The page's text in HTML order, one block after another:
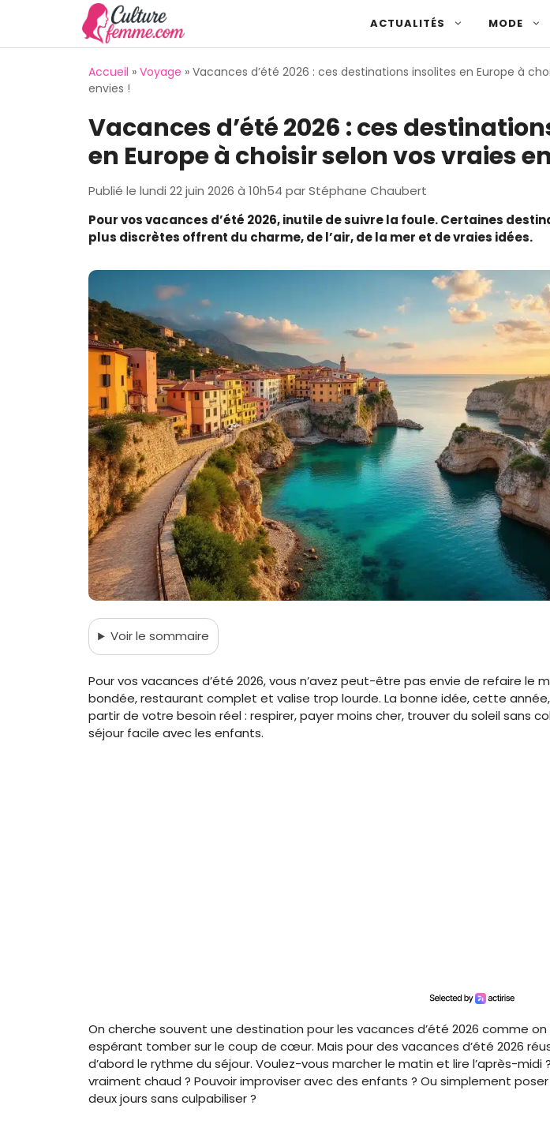
ACTUALITÉS MODE
Accueil » Voyage » Vacances d’été 2026 : ces destinations insolites en Europe à
envies !
Vacances d’été 2026 : ces
en Europe à choisir selon vos vraies
Publié le lundi 22 juin 2026 à 10h54 parStéphane Chaubert
Pour vos vacances d’été 2026, inutile de suivre la foule. Certaines
plus discrètes offrent du charme, de l’air, de la mer et de vraies idées.
Voirle sommaire
Pour vos vacances d’été 2026, vous n’avez peut-être pas envie de refaire le
bondée, restaurant complet et valise trop lourde. La bonne idée, cette
partir de votre besoin réel : respirer, payer moins cher, trouver du soleil sans
séjour facile avec les enfants.
On cherche souvent une destination pour les vacances d’été 2026 comme
espérant tomber sur le coup de cœur. Mais pour des vacances d’été 2026
d’abord le rythme du séjour. Voulez-vous marcher le matin et lire l’après-midi
vraiment chaud ? Pouvoir improviser avec des enfants ? Ou simplement
deux jours sans culpabiliser ?